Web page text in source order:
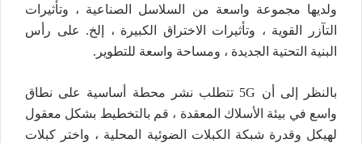
ولديها مجموعة واسعة من السلاسل الصناعية ، وتأثيرات
التآزر القوية ، وتأثيرات الاختراق الكبيرة ، إلخ. على رأس
البنية التحتية الجديدة ، ومساحة واسعة للتطوير.
بالنظر إلى أن 5G تتطلب نشر محطة أساسية على نطاق
واسع في بيئة الأسلاك المعقدة ، قم بالتخطيط بشكل معقول
لهيكل وقدرة شبكة الكبلات الضوئية المحلية ، واختر كبلات